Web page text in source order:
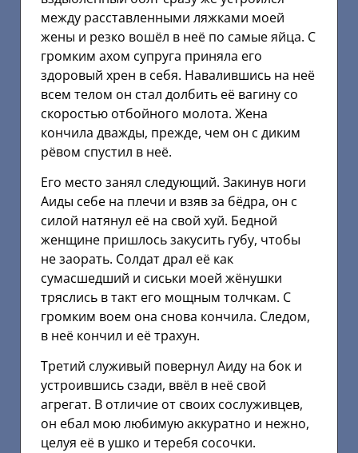
между расставленными ляжками моей
жены и резко вошёл в неё по самые яйца. С
громким ахом супруга приняла его
здоровый хрен в себя. Навалившись на неё
всем телом он стал долбить её вагину со
скоростью отбойного молота. Жена
кончила дважды, прежде, чем он с диким
рёвом спустил в неё.
Его место занял следующий. Закинув ноги
Аиды себе на плечи и взяв за бёдра, он с
силой натянул её на свой хуй. Бедной
женщине пришлось закусить губу, чтобы
не заорать. Солдат драл её как
сумасшедший и сиськи моей жёнушки
тряслись в такт его мощным толчкам. С
громким воем она снова кончила. Следом,
в неё кончил и её трахун.
Третий служивый повернул Аиду на бок и
устроившись сзади, ввёл в неё свой
агрегат. В отличие от своих сослуживцев,
он ебал мою любимую аккуратно и нежно,
целуя её в ушко и теребя сосочки.